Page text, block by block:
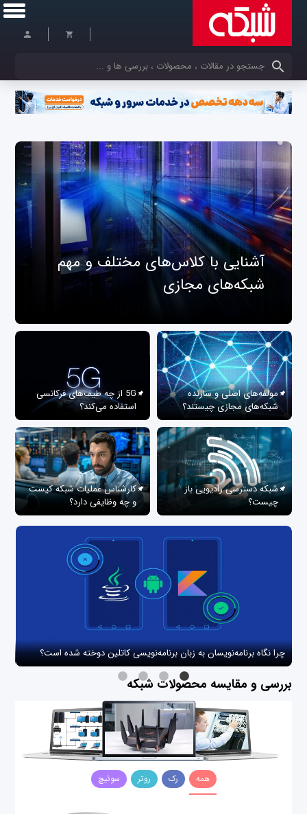
کلمات کلیدی خود را وارد کنید
آشنایی با کلاس‌های مختلف و مهم
شبکه‌های مجازی
مولفه‌های اصلی و سازنده
شبکه‌های مجازی چیستند؟
5G از چه طیف‌های فرکانسی
استفاده می‌کند؟
شبکه دسترسی رادیویی باز
چیست؟
کارشناس عملیات شبکه کیست
و چه وظایفی دارد؟
چرا نگاه برنامه‌نویسان به زبان برنامه‌نویسی کاتلین دوخته شده است؟
بررسی و مقایسه محصولات شبکه
همه رک روتر سوئیچ